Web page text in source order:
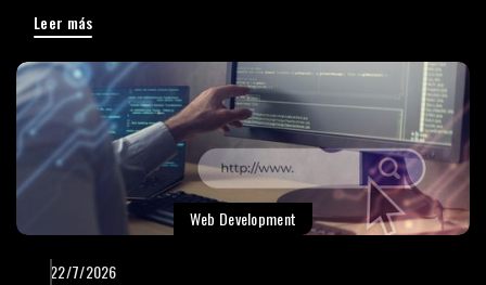
Leer más
Web Development
22/7/2026